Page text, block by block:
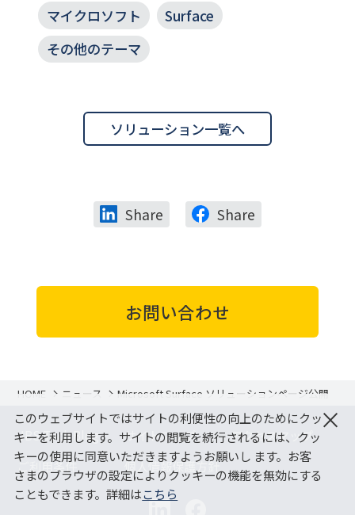
マイクロソフト
Surface
その他のテーマ
ソリューション一覧へ
Share Share
お問い合わせ
HOME ニュース Microsoft Surface ソリューションページ公開
JBS Tech Blog サイトマップ
アクセスマップ
ご利用条件
個人情報保護方針
このウェブサイトではサイトの利便性の向上のためにクッ
キーを利用します。サイトの閲覧を続行されるには、クッ
キーの使用に同意いただきますようお願いし ます。お客
さまのブラウザの設定によりクッキーの機能を無効にする
こともできます。詳細はこちら
×